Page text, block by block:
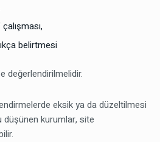
belirtmesi
değerlendirilmelidir.
eksik ya da düzeltilmesi
kurumlar, site